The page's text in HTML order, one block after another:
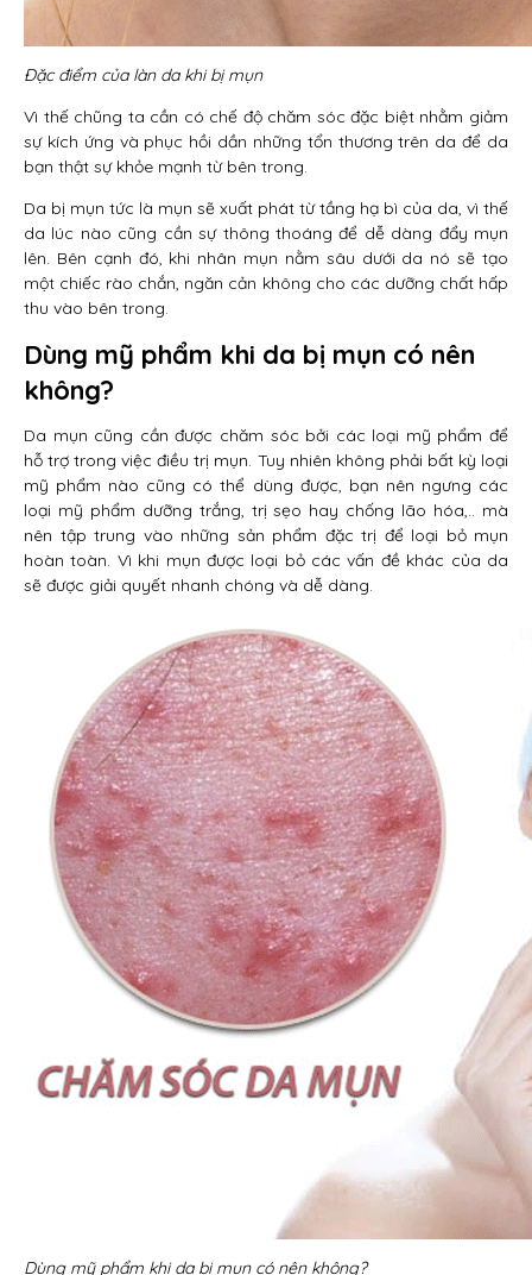
Đặc điểm của làn da khi bị mụn
Vì thế chũng ta cần có chế độ chăm sóc đặc biệt nhằm giảm
sự kích ứng và phục hồi dần những tổn thương trên da để da
bạn thật sự khỏe mạnh từ bên trong.
Da bị mụn tức là mụn sẽ xuất phát từ tầng hạ bì của da, vì thế
da lúc nào cũng cần sự thông thoáng để dễ dàng đẩy mụn
lên. Bên cạnh đó, khi nhân mụn nằm sâu dưới da nó sẽ tạo
một chiếc rào chắn, ngăn cản không cho các dưỡng chất hấp
thu vào bên trong.
Dùng mỹ phẩm khi da bị mụn có nên
không?
Da mụn cũng cần được chăm sóc bởi các loại mỹ phẩm để
hỗ trợ trong việc điều trị mụn. Tuy nhiên không phải bất kỳ loại
mỹ phẩm nào cũng có thể dùng được, bạn nên ngưng các
loại mỹ phẩm dưỡng trắng, trị sẹo hay chống lão hóa,.. mà
nên tập trung vào những sản phẩm đặc trị để loại bỏ mụn
hoàn toàn. Vì khi mụn được loại bỏ các vấn đề khác của da
sẽ được giải quyết nhanh chóng và dễ dàng.
Dùng mỹ phẩm khi da bị mụn có nên không?